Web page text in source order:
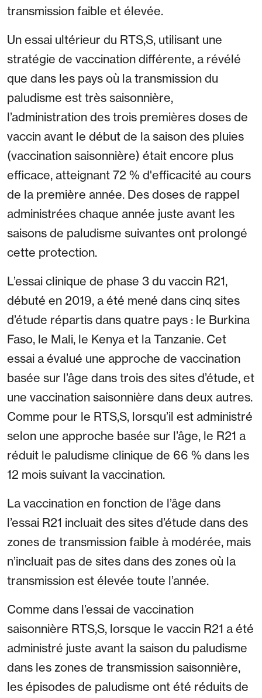
transmission faible et élevée.
Un essai ultérieur du RTS,S, utilisant une
stratégie de vaccination différente, a révélé
que dans les pays où la transmission du
paludisme est très saisonnière,
l’administration des trois premières doses de
vaccin avant le début de la saison des pluies
(vaccination saisonnière) était encore plus
efficace, atteignant 72 % d'efficacité au cours
de la première année. Des doses de rappel
administrées chaque année juste avant les
saisons de paludisme suivantes ont prolongé
cette protection.
L’essai clinique de phase 3 du vaccin R21,
débuté en 2019, a été mené dans cinq sites
d’étude répartis dans quatre pays : le Burkina
Faso, le Mali, le Kenya et la Tanzanie. Cet
essai a évalué une approche de vaccination
basée sur l’âge dans trois des sites d’étude, et
une vaccination saisonnière dans deux autres.
Comme pour le RTS,S, lorsqu’il est administré
selon une approche basée sur l’âge, le R21 a
réduit le paludisme clinique de 66 % dans les
12 mois suivant la vaccination.
La vaccination en fonction de l’âge dans
l’essai R21 incluait des sites d’étude dans des
zones de transmission faible à modérée, mais
n’incluait pas de sites dans des zones où la
transmission est élevée toute l’année.
Comme dans l’essai de vaccination
saisonnière RTS,S, lorsque le vaccin R21 a été
administré juste avant la saison du paludisme
dans les zones de transmission saisonnière,
les épisodes de paludisme ont été réduits de